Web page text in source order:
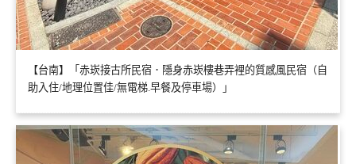
【台南】「赤崁接古所民宿．隱身赤崁樓巷弄裡的質感風民宿（自
助入住/地理位置佳/無電梯.早餐及停車場）」